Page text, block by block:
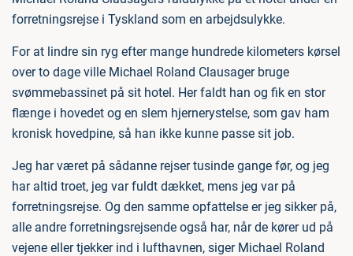
forretningsrejse i Tyskland som en arbejdsulykke.
For at lindre sin ryg efter mange hundrede kilometers kørsel
over to dage ville Michael Roland Clausager bruge
svømmebassinet på sit hotel. Her faldt han og fik en stor
flænge i hovedet og en slem hjernerystelse, som gav ham
kronisk hovedpine, så han ikke kunne passe sit job.
Jeg har været på sådanne rejser tusinde gange før, og jeg
har altid troet, jeg var fuldt dækket, mens jeg var på
forretningsrejse. Og den samme opfattelse er jeg sikker på,
alle andre forretningsrejsende også har, når de kører ud på
vejene eller tjekker ind i lufthavnen, siger Michael Roland